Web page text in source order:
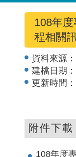
108年
程相關
資料來源：
建檔日期：
更新時間：
附件下載
108年度